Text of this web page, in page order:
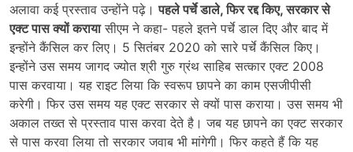
अलावा कई प्रस्ताव उन्होंने पढ़े।पहले पर्चे डाले, फिर रद्द किए, सरकार से
एक्ट पास क्यों करायासीएम ने कहा- पहले इतने पर्चे डाल दिए और बाद में
इन्होंने कैंसिल कर लिए। 5 सितंबर 2020 को सारे पर्चे कैंसिल किए।
इन्होंने उस समय जागद ज्योत श्री गुरु ग्रंथ साहिब सत्कार एक्ट 2008
पास करवाया। यह राइट लिया कि स्वरूप छापने का काम एसजीपीसी
करेगी। फिर उस समय यह एक्ट सरकार से क्यों पास कराया। उस समय भी
अकाल तख्त से प्रस्ताव पास करवा देते है। जब यह छापने का एक्ट सरकार
से पास करवा लिया तो सरकार जवाब भी मांगेगी। फिर कहते हैं कि यह